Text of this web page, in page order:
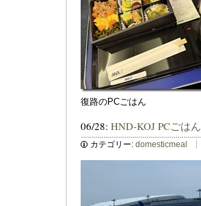
復路のPCごはん
06/28: HND-KOJ PCごはん
カテゴリー: domesticmeal